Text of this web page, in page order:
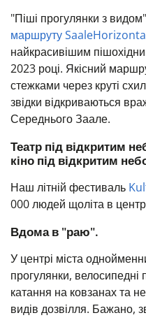
"Піші прогулянки з
маршруту
найкрасивішим
2023 році. Якісний
стежками через круті
звідки відкриваються
Середнього Заале.
Театр під відкритим
кіно під відкритим
Наш літній фестиваль
000 людей щоліта в
Вдома в "раю".
У центрі міста
прогулянки,
катання на ковзанах та
видів дозвілля. Бажано,